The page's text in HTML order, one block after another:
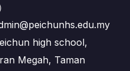
high school,
Megah, Taman